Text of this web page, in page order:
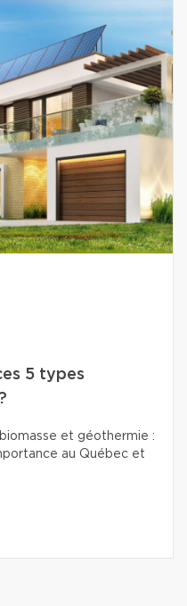
5 types
et géothermie :
au Québec et